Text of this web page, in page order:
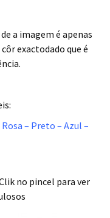
a imagem é apenas
exactodado que é
– Preto – Azul –
no pincel para ver